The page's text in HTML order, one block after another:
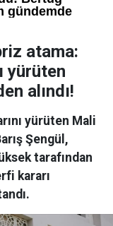
atama:
yürüten
alındı!
yürüten Mali
Şengül,
tarafından
kararı